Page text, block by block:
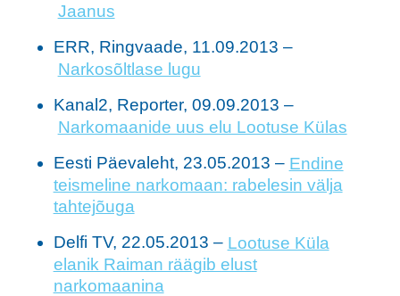
Jaanus
ERR, Ringvaade, 11.09.2013 –
Narkosõltlase lugu
Kanal2, Reporter, 09.09.2013 –
Narkomaanide uus elu Lootuse Külas
Eesti Päevaleht, 23.05.2013 – Endine
teismeline narkomaan: rabelesin välja
tahtejõuga
Delfi TV, 22.05.2013 – Lootuse Küla
elanik Raiman räägib elust
narkomaanina